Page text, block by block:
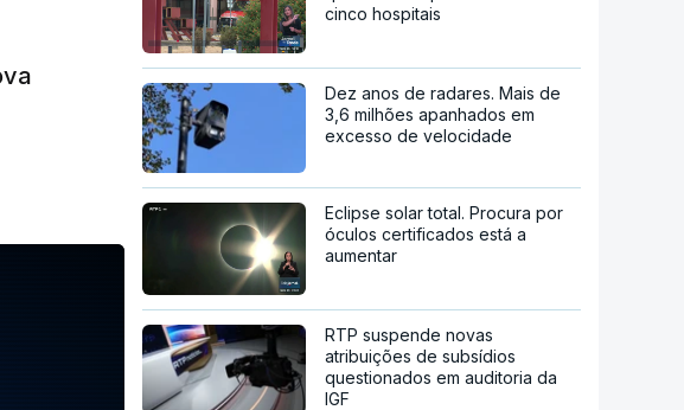
cinco hospitais
Dez anos de radares. Mais de
3,6 milhões apanhados em
excesso de velocidade
Eclipse solar total. Procura por
óculos certificados está a
aumentar
RTP suspende novas
atribuições de subsídios
questionados em auditoria da
IGF